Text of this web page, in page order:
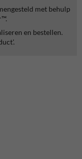
met behulp
en bestellen.